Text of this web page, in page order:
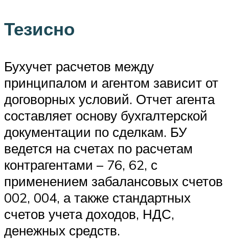
Тезисно
Бухучет расчетов между
принципалом и агентом зависит от
договорных условий. Отчет агента
составляет основу бухгалтерской
документации по сделкам. БУ
ведется на счетах по расчетам
контрагентами – 76, 62, с
применением забалансовых счетов
002, 004, а также стандартных
счетов учета доходов, НДС,
денежных средств.